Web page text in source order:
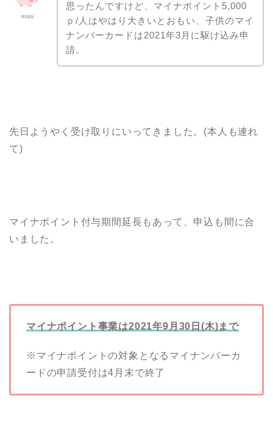
moni
思ったんですけど、マイナポイント5,000
ｐ/人はやはり大きいとおもい、子供のマイ
ナンバーカードは2021年3月に駆け込み申
請。
先日ようやく受け取りにいってきました。(本人も連れ
て)
マイナポイント付与期間延長もあって、申込も間に合
いました。
マイナポイント事業は2021年9月30日(木)まで
※マイナポイントの対象となるマイナンバーカ
ードの申請受付は4月末で終了